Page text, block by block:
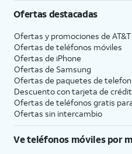
Ofertas destacadas
Ofertas y promociones de AT&T
Ofertas de teléfonos móviles
Ofertas de iPhone
Ofertas de Samsung
Ofertas de paquetes de
Descuento con tarjeta de
Ofertas de teléfonos gratis
Ofertas sin intercambio
Ve teléfonos móviles por